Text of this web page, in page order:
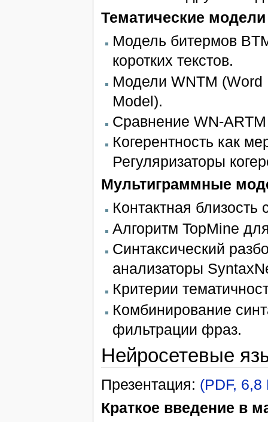
Тематические
Модель битермов
коротких текстов.
Модели WNTM (Word
Model).
Сравнение WN-
Когерентность как
Регуляризаторы
Мультиграммные
Контактная
Алгоритм TopMine
Синтаксический
анализаторы
Критерии
Комбинирование
фильтрации фраз.
Нейросетевые
Презентация: (PDF,
Краткое введение в